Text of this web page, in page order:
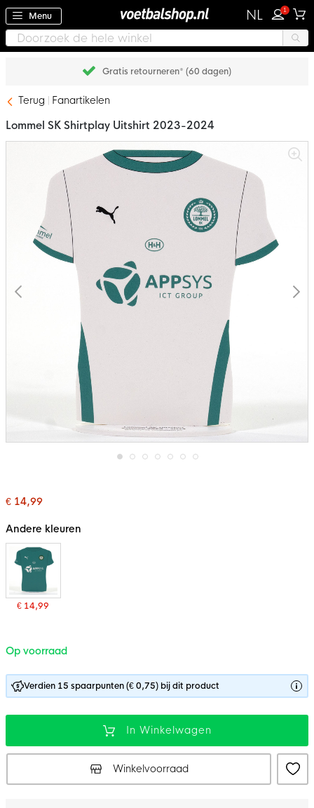
Menu NL 1
Gratis retourneren* (60 dagen)
Terug Fanartikelen
begin
de
gallerij
Lommel SK Shirtplay Uitshirt 2023-2024
€ 14,99
Andere kleuren
€ 14,99
Op voorraad
Verdien 15 spaarpunten (€ 0,75) bij dit product
In Winkelwagen
Winkelvoorraad